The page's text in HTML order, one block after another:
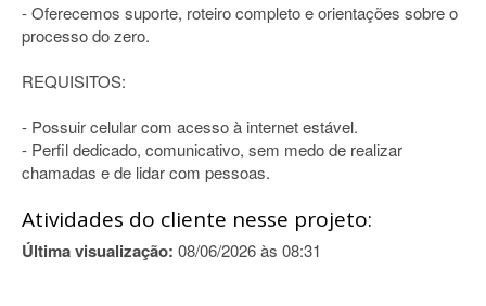
- Oferecemos suporte, roteiro completo e orientações sobre o
processo do zero.
REQUISITOS:
- Possuir celular com acesso à internet estável.
- Perfil dedicado, comunicativo, sem medo de realizar
chamadas e de lidar com pessoas.
Atividades do cliente nesse projeto:
Última visualização: 08/06/2026 às 08:31